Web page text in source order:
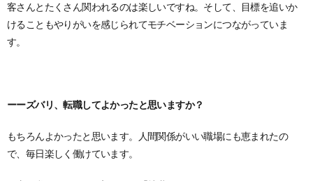
客さんとたくさん関われるのは楽しいですね。そして、目標を追いか
けることもやりがいを感じられてモチベーションにつながっていま
す。
ーーズバリ、転職してよかったと思いますか？
もちろんよかったと思います。人間関係がいい職場にも恵まれたの
で、毎日楽しく働けています。